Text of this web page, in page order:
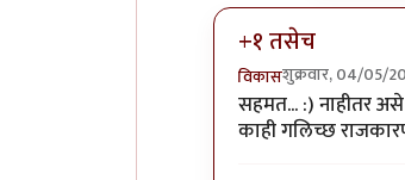
+१ तसेच
विकासशुक्रवार, 04/05/
In reply toरामसे बंधु.
सहमत... :) नाहीतर
काही गलिच्छ